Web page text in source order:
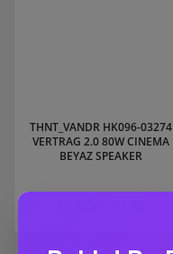
THNT_VANDR HK096-03274
VERTRAG 2.0 80W CINEMA
BEYAZ SPEAKER